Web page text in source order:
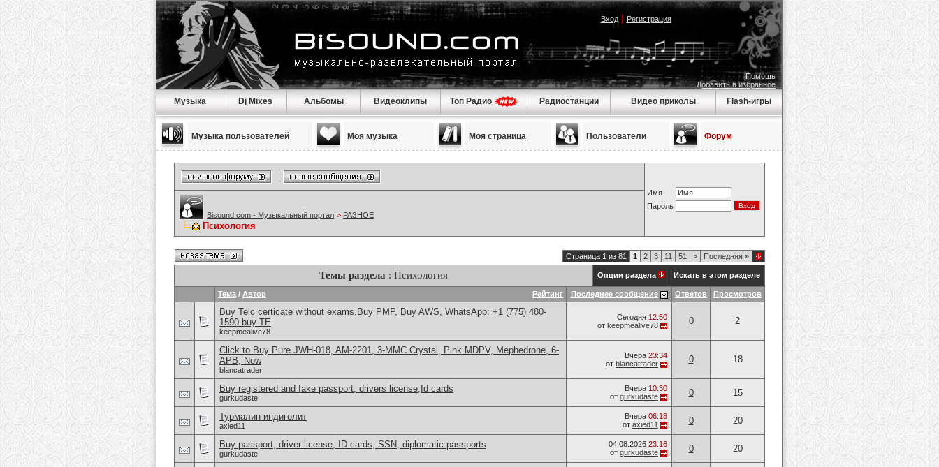
Вход| Регистрация
Помощь
Добавить в избранное
Музыка Dj Mixes Альбомы Видеоклипы Топ Радио Радиостанции Видео приколы Flash-игры
Музыка пользователей Моя музыка Моя страница Пользователи Форум
Имя
Пароль
Bisound.com - Музыкальный портал > РАЗНОЕ
Психология
Страница 1 из 81 1 2 3 11 51 > Последняя »
Темы раздела : Психология Опции раздела Искать в этом разделе
Рейтинг
Тема / Автор Последнее сообщение Ответов Просмотров
Buy Telc certicate without exams,Buy PMP, Buy AWS, WhatsApp: +1 (775) 480-
1590 buy TE
keepmealive78
Сегодня 12:50
от keepmealive78 0 2
Click to Buy Pure JWH-018, AM-2201, 3-MMC Crystal, Pink MDPV, Mephedrone, 6-
APB, Now
blancatrader
Вчера 23:34
от blancatrader 0 18
Buy registered and fake passport, drivers license,Id cards
gurkudaste
Вчера 10:30
от gurkudaste 0 15
Турмалин индиголит
axied11
Вчера 06:18
от axied11 0 20
Buy passport, driver license, ID cards, SSN, diplomatic passports
gurkudaste
04.08.2026 23:16
от gurkudaste 0 20